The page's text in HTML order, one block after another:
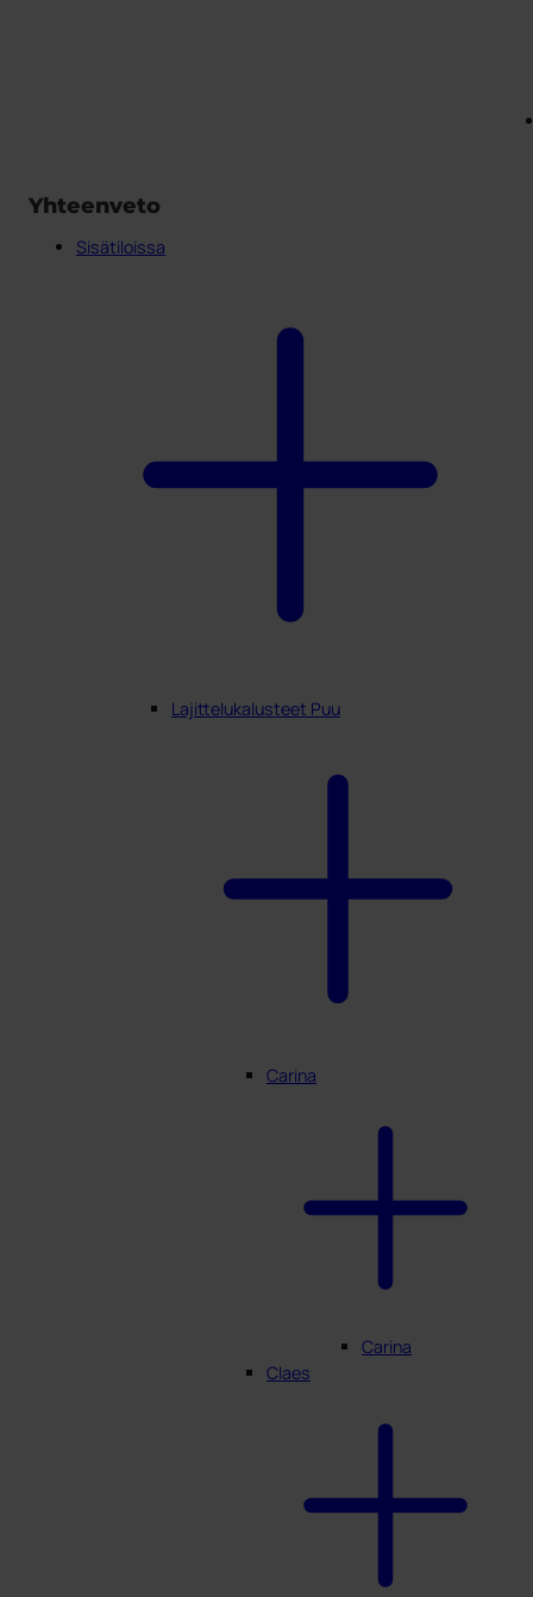
Yhteenveto
Sisätiloissa
Lajittelukalusteet Puu
Carina
Carina
Claes